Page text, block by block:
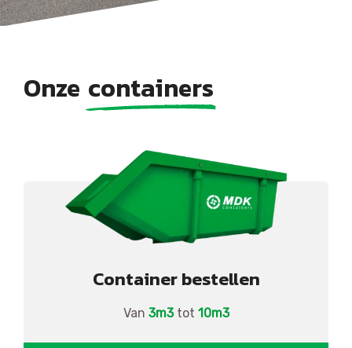
Onze containers
Container bestellen
Van 3m3 tot 10m3